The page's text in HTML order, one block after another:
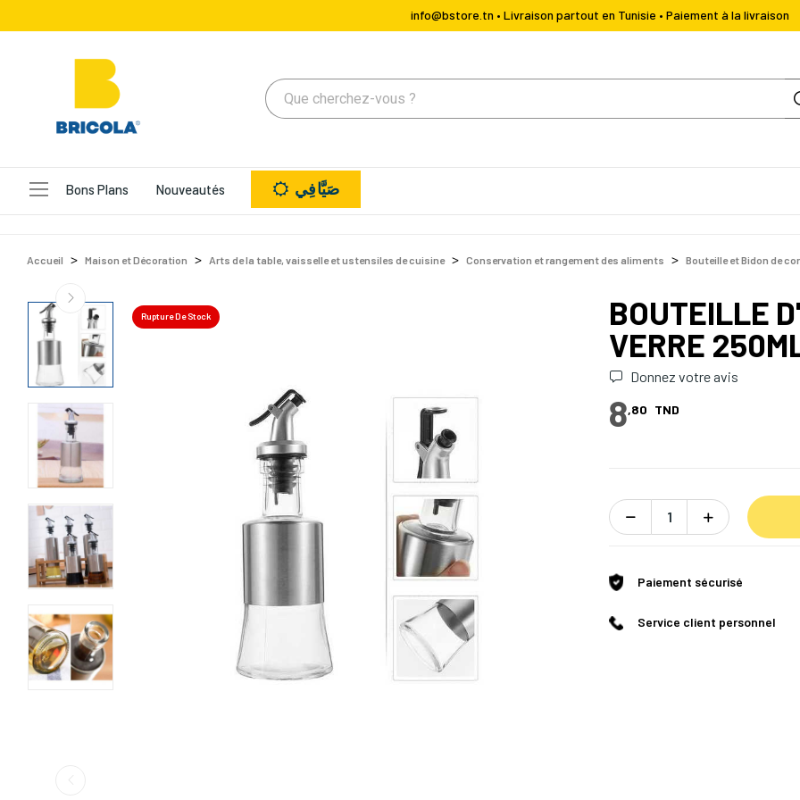
info@bstore.tn • Livraison partout en Tunisie • Paiement à la livraison
Bons Plans Nouveautés صَيَّافِي
Accueil Maison et Décoration Arts de la table, vaisselle et ustensiles de cuisine Conservation et rangement des aliments Bouteille et Bidon de
Rupture De Stock
BOUTEILLE
VERRE
Donnez votre avis
8,80 TND
Paiement sécurisé
Service client personnel